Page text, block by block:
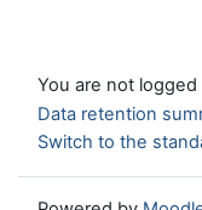
You are not logged
Data retention
Switch to the